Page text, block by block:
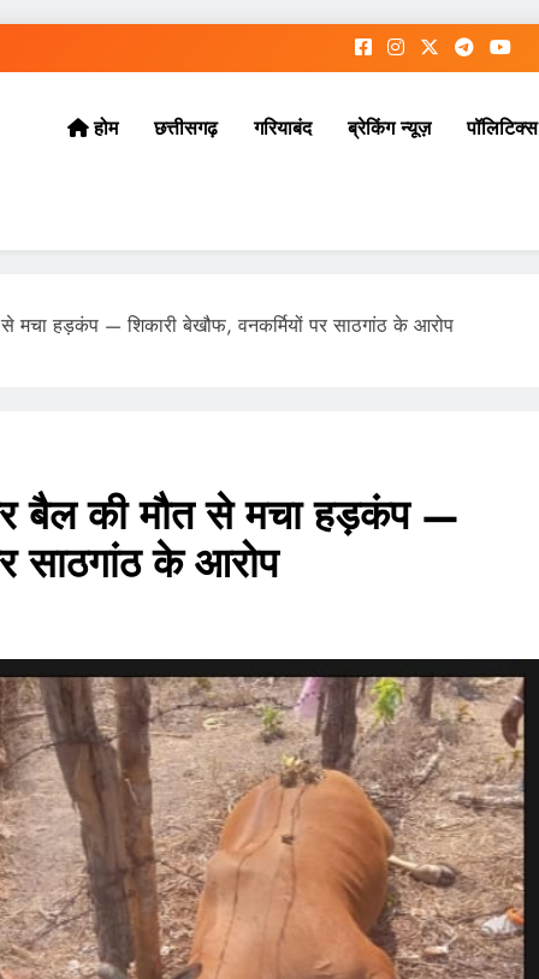
होम छत्तीसगढ़ गरियाबंद ब्रेकिंग न्यूज़ पॉलिटिक्स
मचा हड़कंप — शिकारी बेखौफ, वनकर्मियों पर साठगांठ के आरोप
बैल की मौत से मचा हड़कंप —
साठगांठ के आरोप